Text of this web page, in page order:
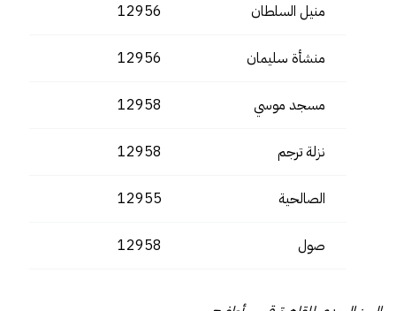
منيل السلطان 12956
منشأة سليمان 12956
مسجد موسي 12958
نزلة ترجم 12958
الصالحية 12955
صول 12958